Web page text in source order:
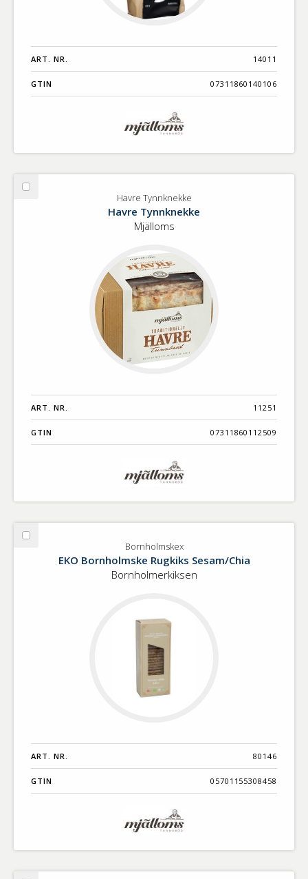
ART. NR. 14011
GTIN 07311860140106
Välj
Havre Tynnknekke
Havre Tynnknekke
Mjälloms
ART. NR. 11251
GTIN 07311860112509
Välj
Bornholmskex
EKO Bornholmske Rugkiks Sesam/Chia
Bornholmerkiksen
ART. NR. 80146
GTIN 05701155308458